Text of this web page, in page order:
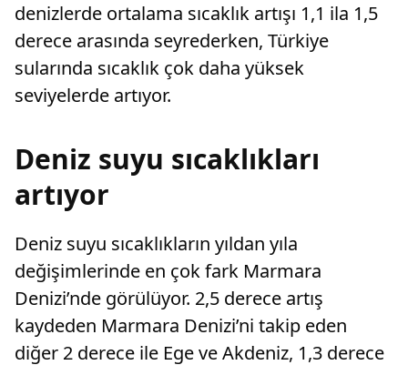
denizlerde ortalama sıcaklık artışı 1,1 ila 1,5
derece arasında seyrederken, Türkiye
sularında sıcaklık çok daha yüksek
seviyelerde artıyor.
Deniz suyu sıcaklıkları
artıyor
Deniz suyu sıcaklıkların yıldan yıla
değişimlerinde en çok fark Marmara
Denizi’nde görülüyor. 2,5 derece artış
kaydeden Marmara Denizi’ni takip eden
diğer 2 derece ile Ege ve Akdeniz, 1,3 derece